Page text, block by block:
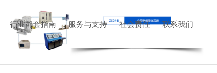
行业配套指南 服务与支持 社会责任 联系我们